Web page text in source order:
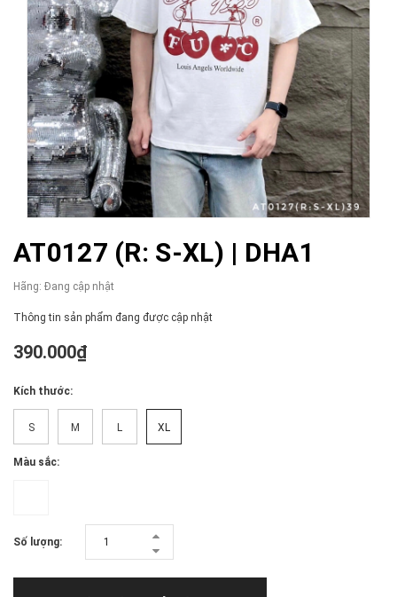
AT0127 (R: S-XL) | DHA1
Hãng: Đang cập nhật
Thông tin sản phẩm đang được cập nhật
390.000₫
Kích thước:
S M L XL
Màu sắc:
Số lượng: